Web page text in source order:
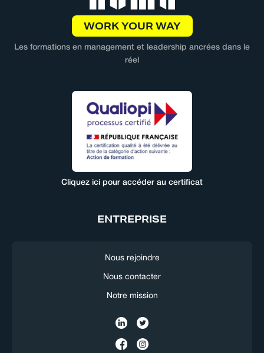
WORK YOUR WAY
Les formations en management et leadership ancrées dans le
réel
Cliquez ici pour accéder au certificat
ENTREPRISE
Nous rejoindre
Nous contacter
Notre mission